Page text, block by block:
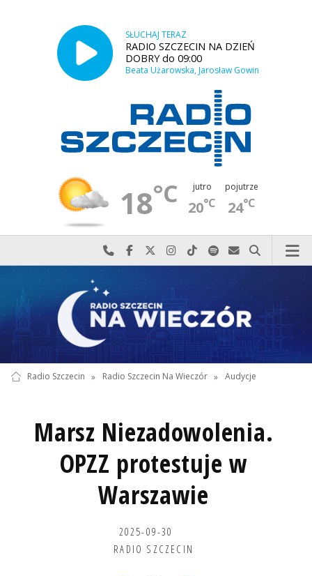
SŁUCHAJ TERAZ
RADIO SZCZECIN NA DZIEŃ
DOBRY do 09:00
Beata Użarowska, Jarosław Gowin
18°C jutro
20°C
pojutrze
24°C
Najlepiej po prostu do nas zadzwoń
Odwiedź nas na Facebook-u
Odwiedź nas na X
Odwiedź nas na Instagram-ie
Odwiedź nas na TikTok-u
Szukaj nas na Spotify
Wyślij do nas
Szukaj
Radio Szczecin » Radio Szczecin Na Wieczór » Audycje
Marsz Niezadowolenia.
OPZZ protestuje w
Warszawie
2025-09-30
RADIO SZCZECIN